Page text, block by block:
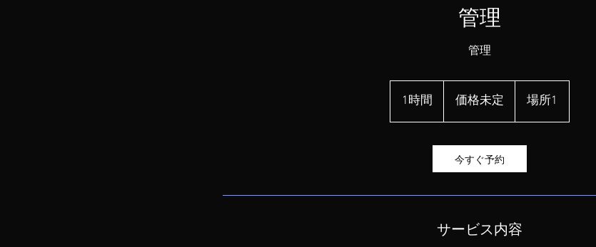
管理
管理
1時間
時
価格未定 場所1
今すぐ予約
サービス内容